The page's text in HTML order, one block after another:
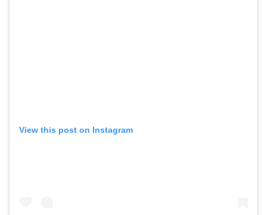
View this post on Instagram